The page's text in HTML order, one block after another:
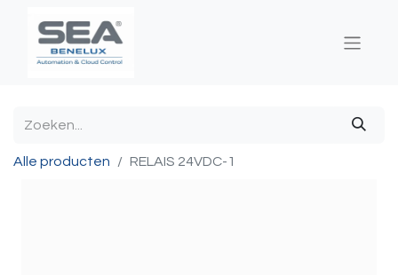
Alle producten RELAIS 24VDC-1